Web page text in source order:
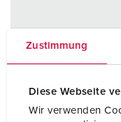
Zustimmung
Diese Webseite
Wir verwenden